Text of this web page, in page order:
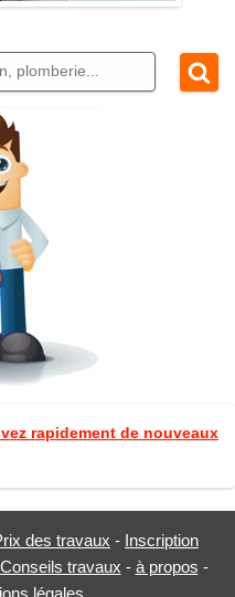
rapidement de nouveaux
des travaux - Inscription
Conseils travaux - à propos -